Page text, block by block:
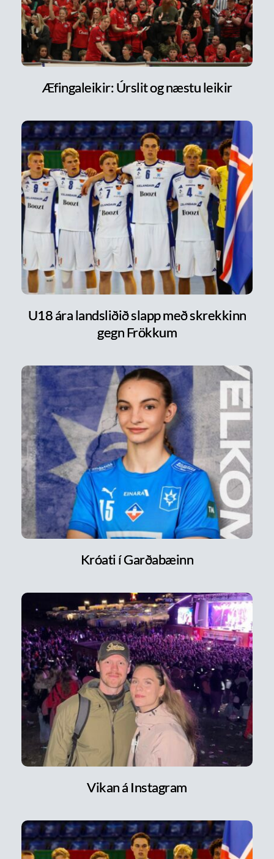
Æfingaleikir: Úrslit og næstu leikir
U18 ára landsliðið slapp með skrekkinn
gegn Frökkum
Króati í Garðabæinn
Vikan á Instagram